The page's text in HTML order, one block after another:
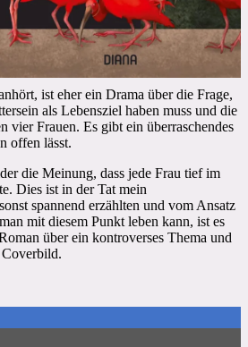
ist eher ein Drama über die Frage,
als Lebensziel haben muss und die
vier Frauen. Es gibt ein überraschendes
offen lässt.
die Meinung, dass jede Frau tief im
Dies ist in der Tat mein
spannend erzählten und vom Ansatz
mit diesem Punkt leben kann, ist es
über ein kontroverses Thema und